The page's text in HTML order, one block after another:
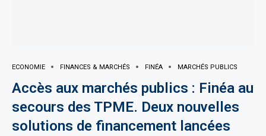
ECONOMIE FINANCES & MARCHÉS FINÉA MARCHÉS PUBLICS
Accès aux marchés publics : Finéa au
secours des TPME. Deux nouvelles
solutions de financement lancées